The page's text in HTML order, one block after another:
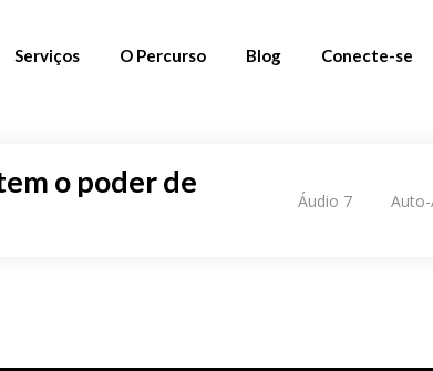
Serviços O Percurso Blog Conecte-se
Instagram
o poder de
Áudio 7